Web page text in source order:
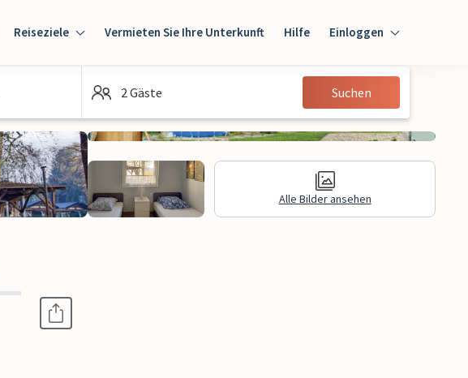
Reiseziele Vermieten Sie Ihre Unterkunft Hilfe Einloggen
Einloggen
Gast
2 Gäste Suchen
Alle Bilder ansehen